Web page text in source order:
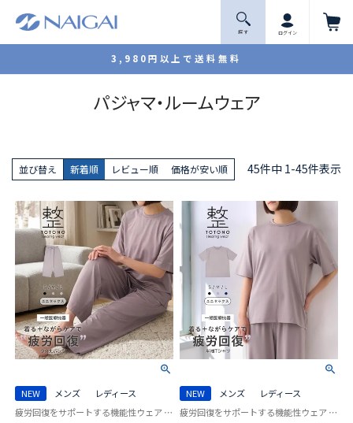
3,980円以上で送料無料
探 す ログイン
パジャマ・ルームウェア
並び替え 新着順 レビュー順 価格が安い順 45件中 1-45件表示
NEW メンズ
レディース
疲労回復をサポートする機能性ウェア 手軽にからだメンテナンス トトノ ヒーリングウェア
NEW メンズ
レディース
疲労回復をサポートする機能性ウェア 手軽にからだメンテナンス トトノ ヒーリングウェア